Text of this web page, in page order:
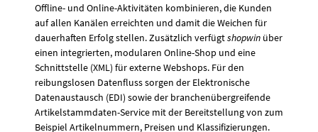
Offline- und Online-Aktivitäten kombinieren, die Kunden
auf allen Kanälen erreichten und damit die Weichen für
dauerhaften Erfolg stellen. Zusätzlich verfügtshopwin über
einen integrierten, modularen Online-Shop und eine
Schnittstelle (XML) für externe Webshops. Für den
reibungslosen Datenfluss sorgen der Elektronische
Datenaustausch (EDI) sowie der branchenübergreifende
Artikelstammdaten-Service mit der Bereitstellung von zum
Beispiel Artikelnummern, Preisen und Klassifizierungen.